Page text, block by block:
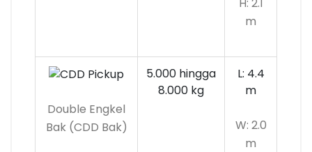
m
Double Engkel
Bak (CDD Bak)
5.000 hingga
8.000 kg
L: 4.4
m
W: 2.0
m